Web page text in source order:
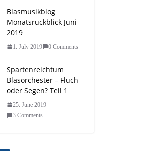
Blasmusikblog
Monatsrückblick Juni
2019
1. July 2019 0 Comments
Spartenreichtum
Blasorchester – Fluch
oder Segen? Teil 1
25. June 2019
3 Comments